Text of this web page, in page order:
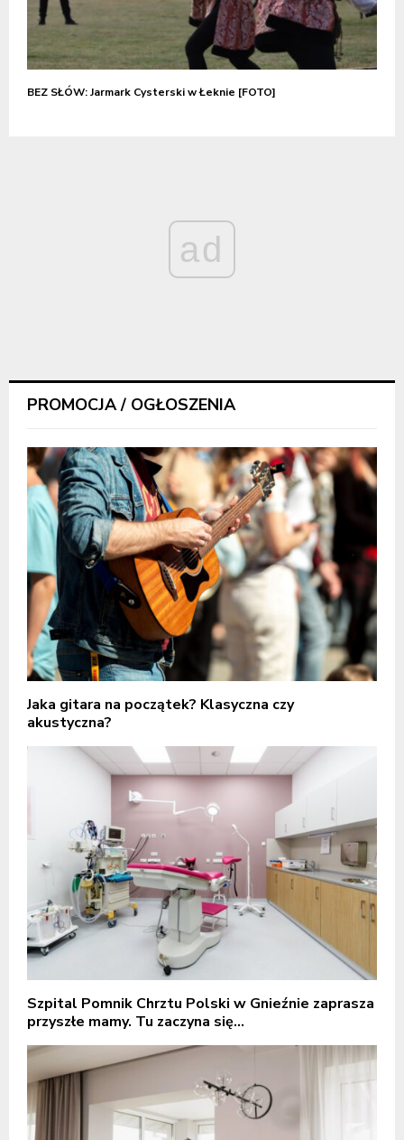
BEZ SŁÓW: Jarmark Cysterski w Łeknie [FOTO]
ad
PROMOCJA / OGŁOSZENIA
Jaka gitara na początek? Klasyczna czy
akustyczna?
Szpital Pomnik Chrztu Polski w Gnieźnie zaprasza
przyszłe mamy. Tu zaczyna się...